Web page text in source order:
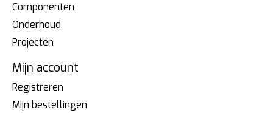
Componenten
Onderhoud
Projecten
Mijn account
Registreren
Mijn bestellingen